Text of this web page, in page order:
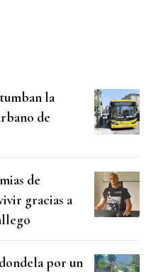
la
de
de
gracias a
por un